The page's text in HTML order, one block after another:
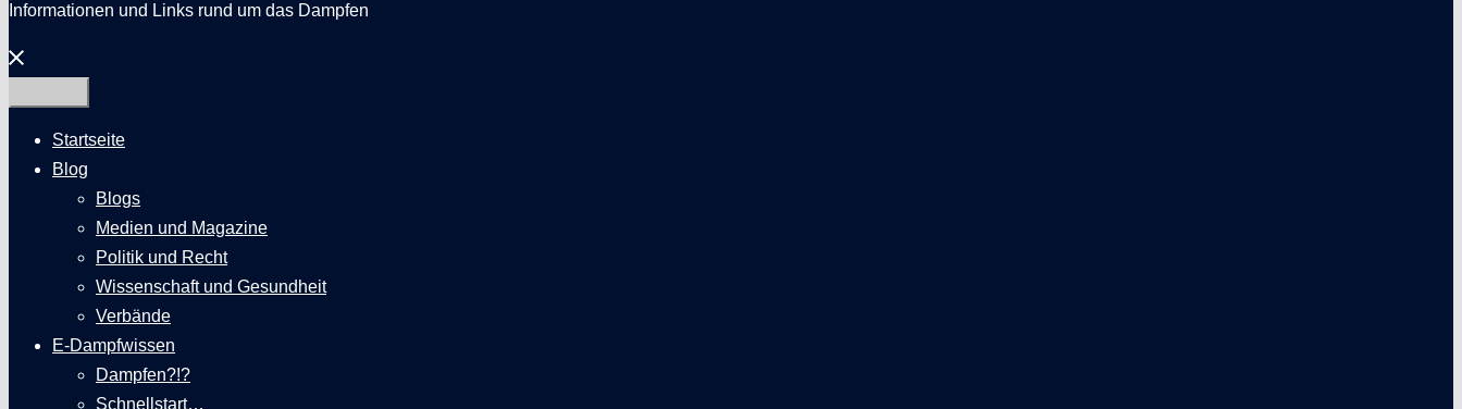
Informationen und Links rund um das Dampfen
Menü
schließen
Startseite
Blog
Blogs
Medien und Magazine
Politik und Recht
Wissenschaft und Gesundheit
Verbände
E-Dampfwissen
Dampfen?!?
Schnellstart…